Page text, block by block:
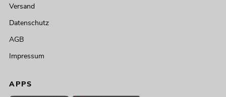
Versand
Datenschutz
AGB
Impressum
APPS